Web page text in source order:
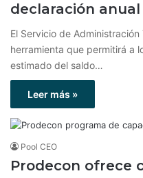
declaración
El Servicio de
herramienta que permitirá a
estimado del saldo…
Leer más »
Pool CEO
Prodecon ofrece